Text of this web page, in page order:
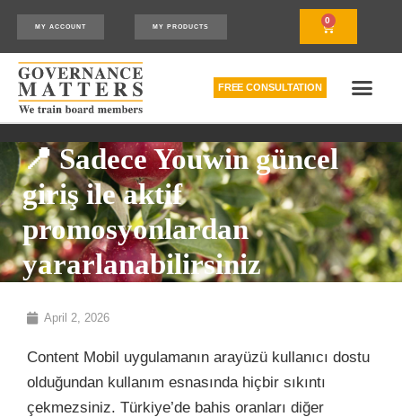
MY ACCOUNT MY PRODUCTS
0
FREE CONSULTATION
📍 Sadece Youwin güncel
giriş ile aktif
promosyonlardan
yararlanabilirsiniz
April 2, 2026
Content Mobil uygulamanın arayüzü kullanıcı dostu
olduğundan kullanım esnasında hiçbir sıkıntı
çekmezsiniz. Türkiye’de bahis oranları diğer